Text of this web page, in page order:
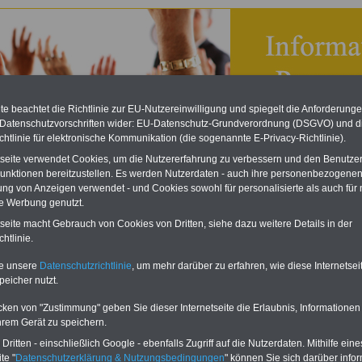
Personalvertretungsgesetz (SPersVG): § 33
der Sitzungen
ÖD neu aufgelegt
Oktober 2025 neu aufgelegt. Mit
allen Entgelttabellen für
sowie den
Auszubildendenvergütungen,
beachtet die Richtlinie zur EU-Nutzereinwilligung und spiegelt die
wider: EU-Datenschutz-Grundverordnung (DSGVO) und
für elektronische Kommunikation (die sogenannte E-Privacy-Richtlinie).
verwendet Cookies, um die Nutzererfahrung zu verbessern und den
bereitzustellen. Es werden Nutzerdaten - auch ihre
von Anzeigen verwendet - und Cookies sowohl für personalisierte als auch für
Werbung genutzt.
macht Gebrauch von Cookies von Dritten, siehe dazu weitere Details in der
unsere Datenschutzrichtlinie, um mehr darüber zu erfahren, wie diese
nutzt.
von "Zustimmung" geben Sie dieser Internetseite die Erlaubnis,
Gerät zu speichern.
- einschließlich Google - ebenfalls Zugriff auf die Nutzerdaten. Mithilfe
"Datenschutzerklärung & Nutzungsbedingungen" können Sie sich darüber